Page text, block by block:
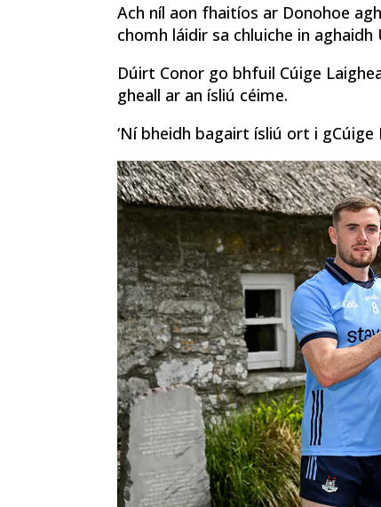
Ach níl aon fhaitíos ar Donohoe
chomh láidir sa chluiche in aghaidh
Dúirt Conor go bhfuil Cúige
gheall ar an ísliú céime.
‘Ní bheidh bagairt ísliú ort i gCúige